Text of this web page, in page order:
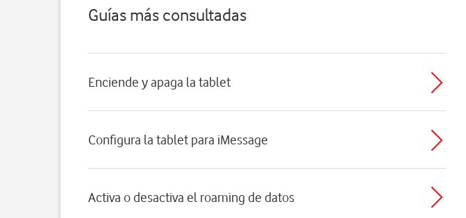
Guías más consultadas
Enciende y apaga la tablet
Configura la tablet para iMessage
Activa o desactiva el roaming de datos